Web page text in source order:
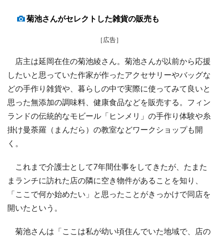
菊池さんがセレクトした雑貨の販売も
［広告］
店主は延岡在住の菊池綾さん。菊池さんが以前から応援
したいと思っていた作家が作ったアクセサリーやバッグな
どの手作り雑貨や、暮らしの中で実際に使ってみて良いと
思った無添加の調味料、健康食品などを販売する。フィン
ランドの伝統的なモビール「ヒンメリ」の手作り体験や糸
掛け曼荼羅（まんだら）の教室などワークショップも開
く。
これまで介護士として7年間仕事をしてきたが、たまた
まランチに訪れた店の隣に空き物件があることを知り、
「ここで何か始めたい」と思ったことがきっかけで同店を
開いたという。
菊池さんは「ここは私が幼い頃住んでいた地域で、店の